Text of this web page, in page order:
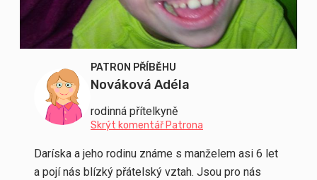
PATRON PŘÍBĚHU
Nováková Adéla
rodinná přítelkyně
Skrýt komentář Patrona
Daríska a jeho rodinu známe s manželem asi 6 let
a pojí nás blízký přátelský vztah. Jsou pro nás